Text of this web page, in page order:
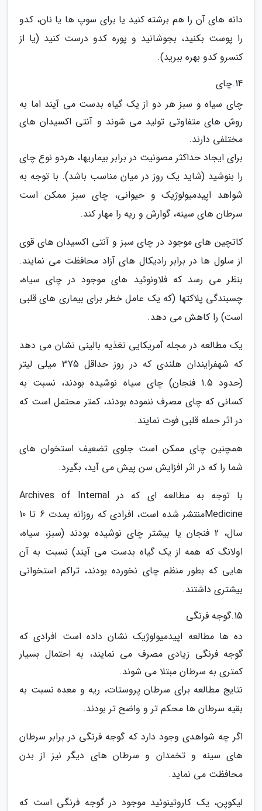
دانه های آن را هم برشته کنید یا برای سوپ ها یا نان، کدو
را پوست بکنید، بجوشانید و پوره کدو درست کنید (یا از
کنسرو کدو بهره ببرید).
14.چای
چای سیاه و سبز هر دو از یک گیاه بدست می آیند اما به
روش های متفاوتی تولید می شوند و آنتی اکسیدان های
مختلفی دارند.
برای ایجاد حداکثر مصونیت در برابر بیماریها، هردو نوع چای
را بنوشید (شاید یک روز در میان مناسب باشد). با توجه به
شواهد اپیدمیولوژیک و حیوانی، چای سبز ممکن است
سرطان های سینه، گوارش و ریه را مهار کند.
کاتچین های موجود در چای سبز و آنتی اکسیدان های قوی
از سلول ها در برابر رادیکال های آزاد محافظت می نمایند.
بنظر می رسد که فلاونوئید های موجود در چای سیاه،
چسبندگی پلاکتها (که یک عامل خطر برای بیماری های قلبی
است) را کاهش می دهد.
یک مطالعه در مجله آمریکایی تغذیه بالینی نشان می دهد
که شهفرایندان هلندی که در روز حداقل 375 میلی لیتر
(حدود 1.5 فنجان) چای سیاه نوشیده بودند، نسبت به
کسانی که چای مصرف ننموده بودند، کمتر محتمل است که
در اثر حمله قلبی فوت نمایند.
همچنین چای ممکن است جلوی تضعیف استخوان های
شما را که در اثر افزایش سن پیش می آید، بگیرد.
با توجه به مطالعه ای که در Archives of Internal
Medicineمنتشر شده است، افرادی که روزانه بمدت 6 تا 10
سال، 2 فنجان یا بیشتر چای نوشیده بودند (سبز، سیاه،
اولانگ که همه از یک گیاه بدست می آیند) نسبت به آن
هایی که بطور منظم چای نخورده بودند، تراکم استخوانی
بیشتری داشتند.
15.گوجه فرنگی
ده ها مطالعه اپیدمیولوژیک نشان داده است افرادی که
گوجه فرنگی زیادی مصرف می نمایند، به احتمال بسیار
کمتری به سرطان مبتلا می شوند.
نتایج مطالعه برای سرطان پروستات، ریه و معده نسبت به
بقیه سرطان ها محکم تر و واضح تر بودند.
اگر چه شواهدی وجود دارد که گوجه فرنگی در برابر سرطان
های سینه و تخمدان و سرطان های دیگر نیز از بدن
محافظت می نماید.
لیکوپن، یک کاروتینوئید موجود در گوجه فرنگی است که